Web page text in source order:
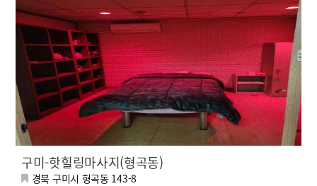
구미-핫힐링마사지(형곡동)
경북 구미시 형곡동 143-8